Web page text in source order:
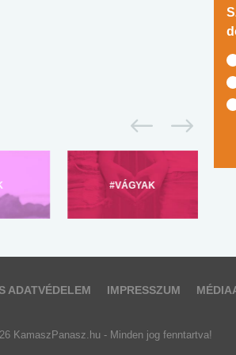
#VÁGYAK
ADATVÉDELEM IMPRESSZUM
KamaszPanasz.hu - Minden jog fenntartva!